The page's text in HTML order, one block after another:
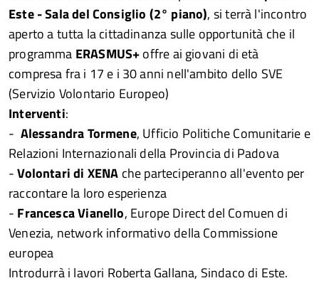
Este - Sala del Consiglio (2° piano), si terrà l'incontro
aperto a tutta la cittadinanza sulle opportunità che il
programma ERASMUS+offre ai giovani di età
compresa fra i 17 e i 30 anni nell'ambito dello SVE
(Servizio Volontario Europeo)
Interventi:
- Alessandra Tormene, Ufficio Politiche Comunitarie e
Relazioni Internazionali della Provincia di Padova
-Volontari di XENA che parteciperanno all'evento per
raccontare la loro esperienza
- Francesca Vianello, Europe Direct del Comuen di
Venezia, network informativo della Commissione
europea
Introdurrà i lavori Roberta Gallana, Sindaco di Este.